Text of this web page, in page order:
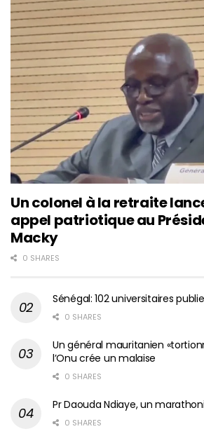
Un colonel à la retraite
appel patriotique au
Macky
0 SHARES
Sénégal: 102 universitaires
0 SHARES
Un général mauritanien
l’Onu crée un malaise
0 SHARES
Pr Daouda Ndiaye, un
0 SHARES